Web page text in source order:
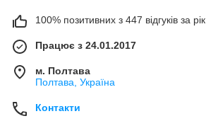
100% позитивних з 447 відгуків за рік
Працює з 24.01.2017
м. Полтава
Полтава, Україна
Контакти